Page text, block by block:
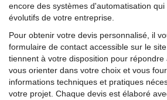
encore des systèmes d'automatisation
évolutifs de votre entreprise.
Pour obtenir votre devis personnalisé, il
formulaire de contact accessible sur le
tiennent à votre disposition pour répondre
vous orienter dans votre choix et vous
informations techniques et pratiques
votre projet. Chaque devis est élaboré